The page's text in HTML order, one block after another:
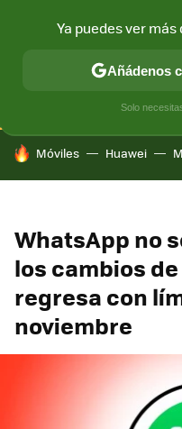
CONECTIVIDAD MÓVIL Y
HOY SE HABLA DE
Móviles Huawei
WhatsApp no
los cambios
regresa con
noviembre
Ya puedes ver
Añádenos
Solo